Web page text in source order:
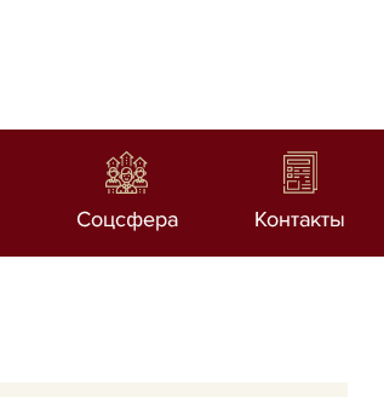
Соцсфера Контакты